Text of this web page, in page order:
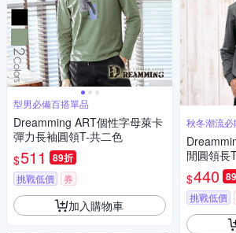
型男必備百搭單品
Dreamming ART個性字母萊卡
彈力長袖圓領T-共二色
$511 89折
挑戰低價 券
加入購物車
秋冬潮流必
閒圓領長
$440
挑戰低價